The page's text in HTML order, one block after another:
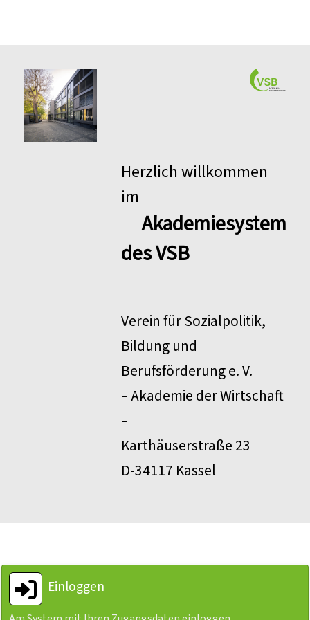
Herzlich willkommen
im
Akademiesystem
des VSB
Verein für Sozialpolitik,
Bildung und
Berufsförderung e. V.
– Akademie der Wirtschaft
–
Karthäuserstraße 23
D-34117 Kassel
Einloggen